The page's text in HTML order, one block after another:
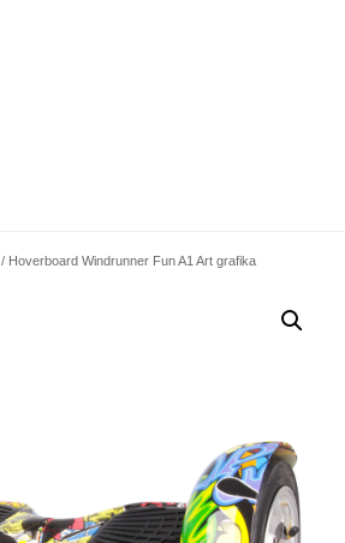
/ Hoverboard Windrunner Fun A1 Art grafika